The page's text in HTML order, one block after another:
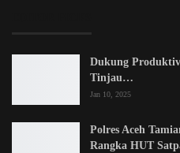
Dukung
Tinjau…
Jan 10, 2025
Polres Aceh
Rangka HUT